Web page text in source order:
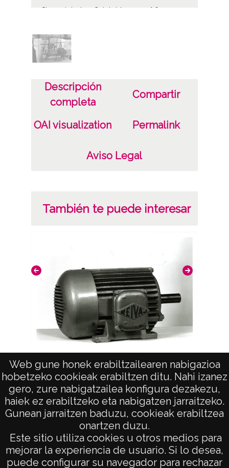
Web gune honek erabiltzailearen nabigazioa
hobetzeko cookieak erabiltzen ditu. Nahi izanez
gero, zure nabigatzailea konfigura dezakezu,
haiek ez erabiltzeko eta nabigatzen jarraitzeko.
Gunean jarraitzen baduzu, cookieak erabiltzea
onartzen duzu.
Este sitio utiliza cookies u otros medios para
mejorar la experiencia de usuario. Si lo desea,
puede configurar su navegador para rechazar
Sign originales: Celuloide 9x12, n° 619
Licencia de las imágenes
Descripción
completa
Compartir
OAI visualization Permalink
Aviso Legal
También te puede interesar
Máquina Reivaj de "Latierro"
AVISO LEGAL
POLÍTICA DE PRIVACIDAD
ACCESIBILIDAD